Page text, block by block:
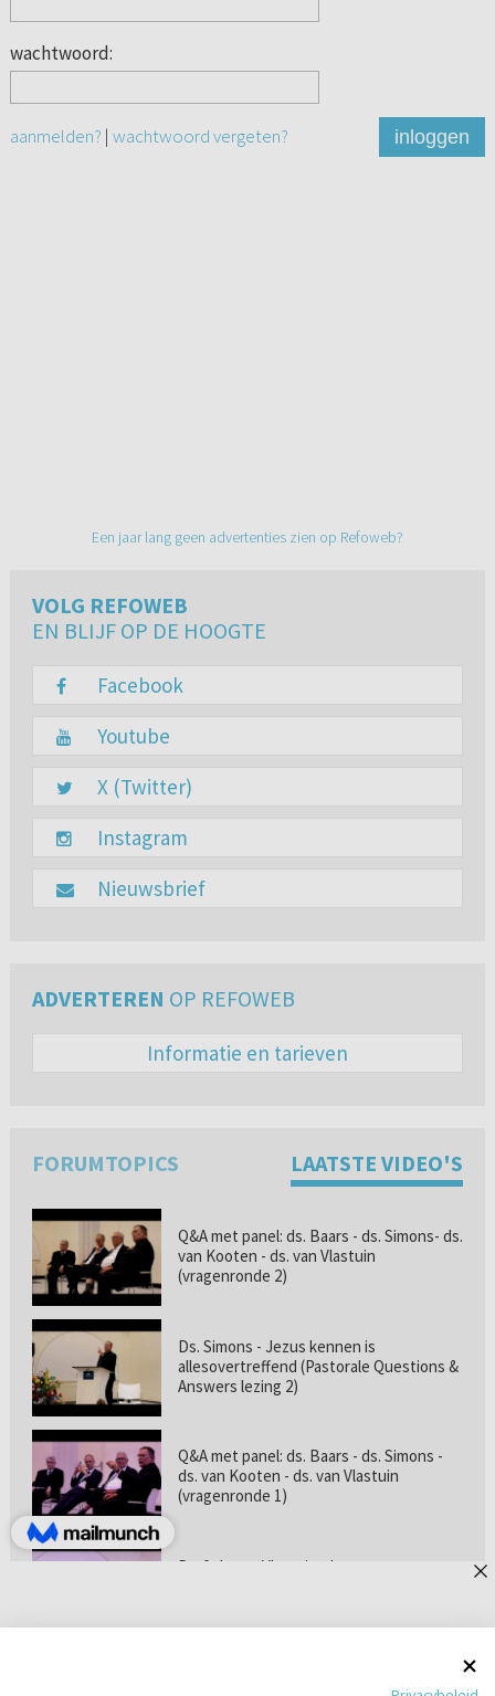
wachtwoord:
aanmelden? | wachtwoord vergeten? inloggen
Een jaar lang geen advertenties zien op Refoweb?
VOLG REFOWEB
EN BLIJF OP DE HOOGTE
Facebook
Youtube
X (Twitter)
Instagram
Nieuwsbrief
ADVERTEREN OP REFOWEB
Informatie en tarieven
FORUMTOPICS LAATSTE VIDEO'S
Q&A met panel: ds. Baars - ds. Simons- ds.
van Kooten - ds. van Vlastuin
(vragenronde 2)
Ds. Simons - Jezus kennen is
allesovertreffend (Pastorale Questions &
Answers lezing 2)
Q&A met panel: ds. Baars - ds. Simons -
ds. van Kooten - ds. van Vlastuin
(vragenronde 1)
Prof. dr. van Vlastuin - Is